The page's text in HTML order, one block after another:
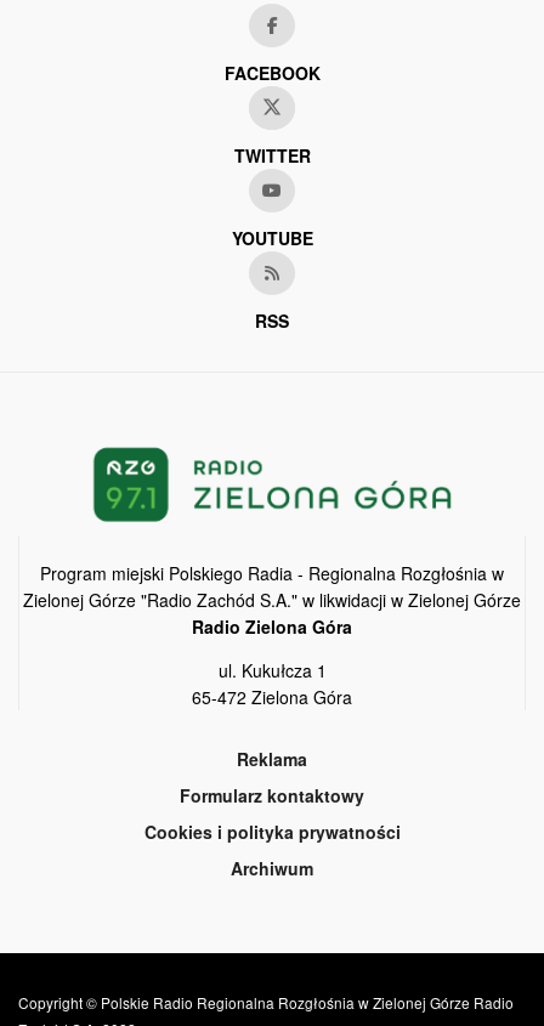
FACEBOOK
TWITTER
YOUTUBE
RSS
Program miejski Polskiego Radia - Regionalna Rozgłośnia w
Zielonej Górze "Radio Zachód S.A." w likwidacji w Zielonej Górze
Radio Zielona Góra
ul. Kukułcza 1
65-472 Zielona Góra
Reklama
Formularz kontaktowy
Cookies i polityka prywatności
Archiwum
Copyright © Polskie Radio Regionalna Rozgłośnia w Zielonej Górze Radio